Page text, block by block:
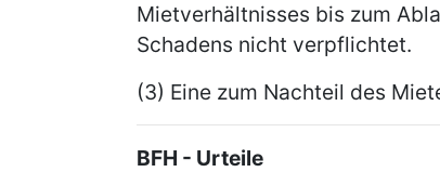
Mietverhältnisses bis zum
Schadens nicht verpflichtet.
(3) Eine zum Nachteil des
BFH - Urteile